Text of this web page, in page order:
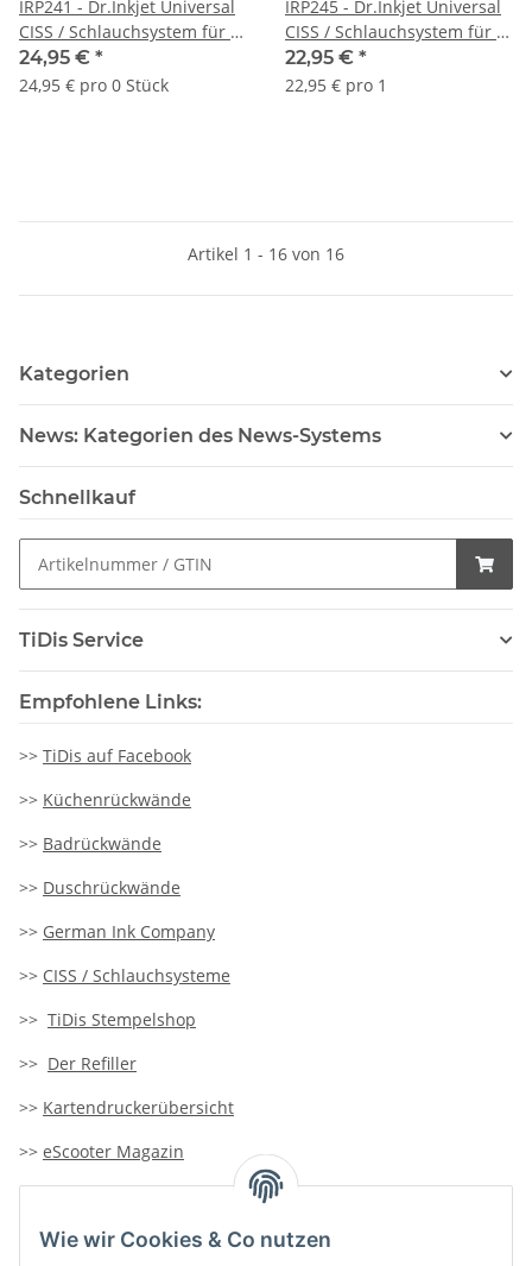
IRP241 - Dr.Inkjet Universal
CISS / Schlauchsystem für 4
Patronen mit Formschönen
Designtanks zum
24,95 € *
24,95 € pro 0 Stück
IRP245 - Dr.Inkjet Universal
CISS / Schlauchsystem für 4
Patronen mit 100ml Tanks
zum Selbstaufbau
22,95 € *
22,95 € pro 1
Artikel 1 - 16 von 16
Kategorien
News: Kategorien des News-Systems
Schnellkauf
TiDis Service
Empfohlene Links:
>> TiDis auf Facebook
>> Küchenrückwände
>> Badrückwände
>> Duschrückwände
>> German Ink Company
>> CISS / Schlauchsysteme
>> TiDis Stempelshop
>> Der Refiller
>> Kartendruckerübersicht
>> eScooter Magazin
>>Containersucher
Wie wir Cookies & Co nutzen